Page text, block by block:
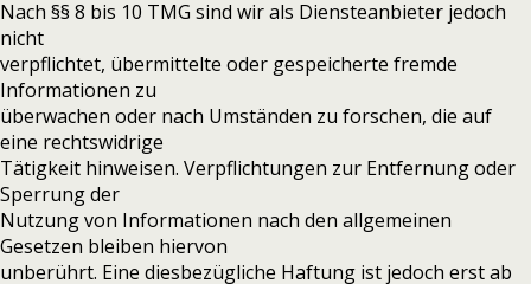
Nach §§ 8 bis 10 TMG sind wir als Diensteanbieter jedoch
nicht
verpflichtet, übermittelte oder gespeicherte fremde
Informationen zu
überwachen oder nach Umständen zu forschen, die auf
eine rechtswidrige
Tätigkeit hinweisen. Verpflichtungen zur Entfernung oder
Sperrung der
Nutzung von Informationen nach den allgemeinen
Gesetzen bleiben hiervon
unberührt. Eine diesbezügliche Haftung ist jedoch erst ab